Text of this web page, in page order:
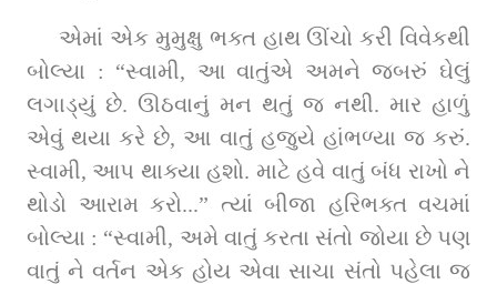
એમાં એક મુમુક્ષુ ભક્ત હાથ ઊંચો કરી વિવેકથી
બોલ્યા : “સ્વામી, આ વાતુંએ અમને જબરું ઘેલું
લગાડ્યું છે. ઊઠવાનું મન થતું જ નથી. માર હાળું
એવું થયા કરે છે, આ વાતું હજુયે હાંભળ્યા જ કરું.
સ્વામી, આપ થાક્યા હશો. માટે હવે વાતું બંધ રાખો ને
થોડો આરામ કરો...” ત્યાં બીજા હરિભક્ત વચમાં
બોલ્યા : “સ્વામી, અમે વાતું કરતા સંતો જોયા છે પણ
વાતું ને વર્તન એક હોય એવા સાચા સંતો પહેલા જ